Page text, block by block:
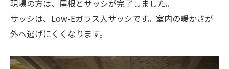
現場の方は、屋根とサッシが完了しました。
サッシは、Low-Eガラス入サッシです。室内の暖かさが
外へ逃げにくくなります。